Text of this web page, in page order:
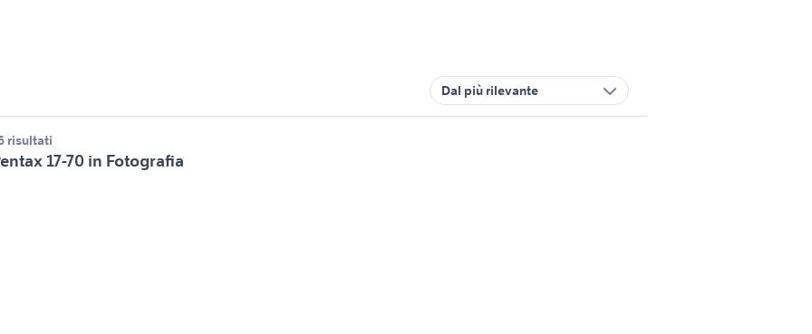
Dal più rilevante
risultati
17-70 in Fotografia